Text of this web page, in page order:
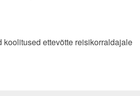
koolitused ettevõtte reisikorraldajale